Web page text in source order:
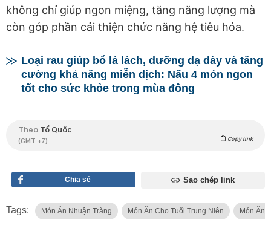
không chỉ giúp ngon miệng, tăng năng lượng mà
còn góp phần cải thiện chức năng hệ tiêu hóa.
Loại rau giúp bổ lá lách, dưỡng dạ dày và tăng
cường khả năng miễn dịch: Nấu 4 món ngon
tốt cho sức khỏe trong mùa đông
Theo Tổ Quốc
(GMT +7) Copy link
Chia sẻ Sao chép link
Tags: Món Ăn Nhuận Tràng Món Ăn Cho Tuổi Trung Niên Món Ăn